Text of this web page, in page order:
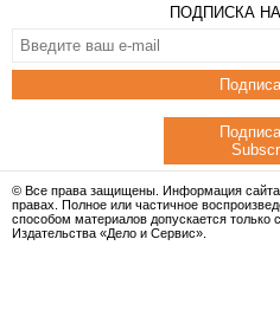
ПОДПИСКА
© Все права защищены. Информация сайта
правах. Полное или частичное
способом материалов допускается только
Издательства «Дело и Сервис».